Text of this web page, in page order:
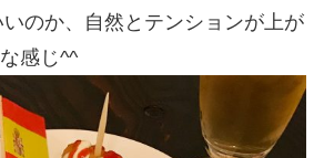
のか、自然とテンションが上が
感じ^^